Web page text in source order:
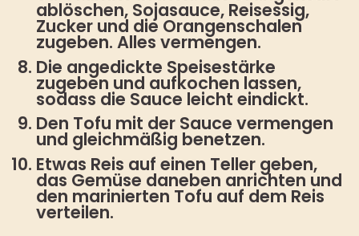
ablöschen, Sojasauce, Reisessig,
Zucker und die Orangenschalen
zugeben. Alles vermengen.
Die angedickte Speisestärke
zugeben und aufkochen lassen,
sodass die Sauce leicht eindickt.
Den Tofu mit der Sauce vermengen
und gleichmäßig benetzen.
Etwas Reis auf einen Teller geben,
das Gemüse daneben anrichten und
den marinierten Tofu auf dem Reis
verteilen.